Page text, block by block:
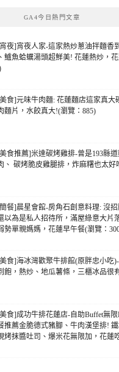
GA4今日熱門文章
夜]宵夜人家-這家熱炒蔥油拌麵香
鱸魚蛤蠣湯頭超鮮美! 花蓮熱炒，花
食]元味牛肉麵: 花蓮麵店這家真大
麵片，水餃真大!(瀏覽：885)
食推薦]米達碳烤雞排-曾是193縣
、 碳烤脆皮雞腿排，炸麻糬也太好
餐]晨星會館-房角石創意料理: 沒招
以為是私人招待所，滿屋綠意大片
勢單親媽媽，花蓮早午餐(瀏覽：
食]海冰灣歡聚牛排館(原胖忠小吃
飽，熱炒、地瓜薯條，三櫃冰品很
食]成功牛排花蓮店-自助Buffet無
推薦金脆德式豬腳、牛肉漢堡排!
烤抹醬吐司、爆米花無限加，花蓮